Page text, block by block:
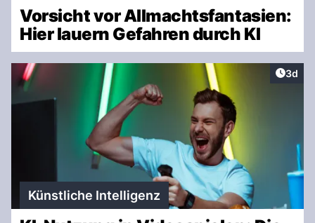
Vorsicht vor Allmachtsfantasien:
Hier lauern Gefahren durch KI
3d
Künstliche Intelligenz